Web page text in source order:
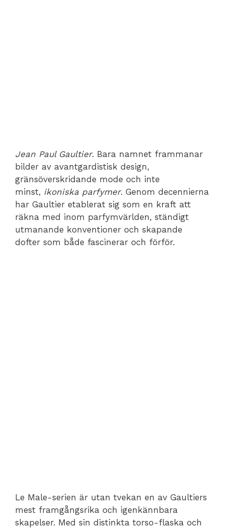
Jean Paul Gaultier. Bara namnet frammanar
bilder av avantgardistisk design,
gränsöverskridande mode och inte
minst, ikoniska parfymer. Genom decennierna
har Gaultier etablerat sig som en kraft att
räkna med inom parfymvärlden, ständigt
utmanande konventioner och skapande
dofter som både fascinerar och förför.
Le Male-serien är utan tvekan en av Gaultiers
mest framgångsrika och igenkännbara
skapelser. Med sin distinkta torso-flaska och